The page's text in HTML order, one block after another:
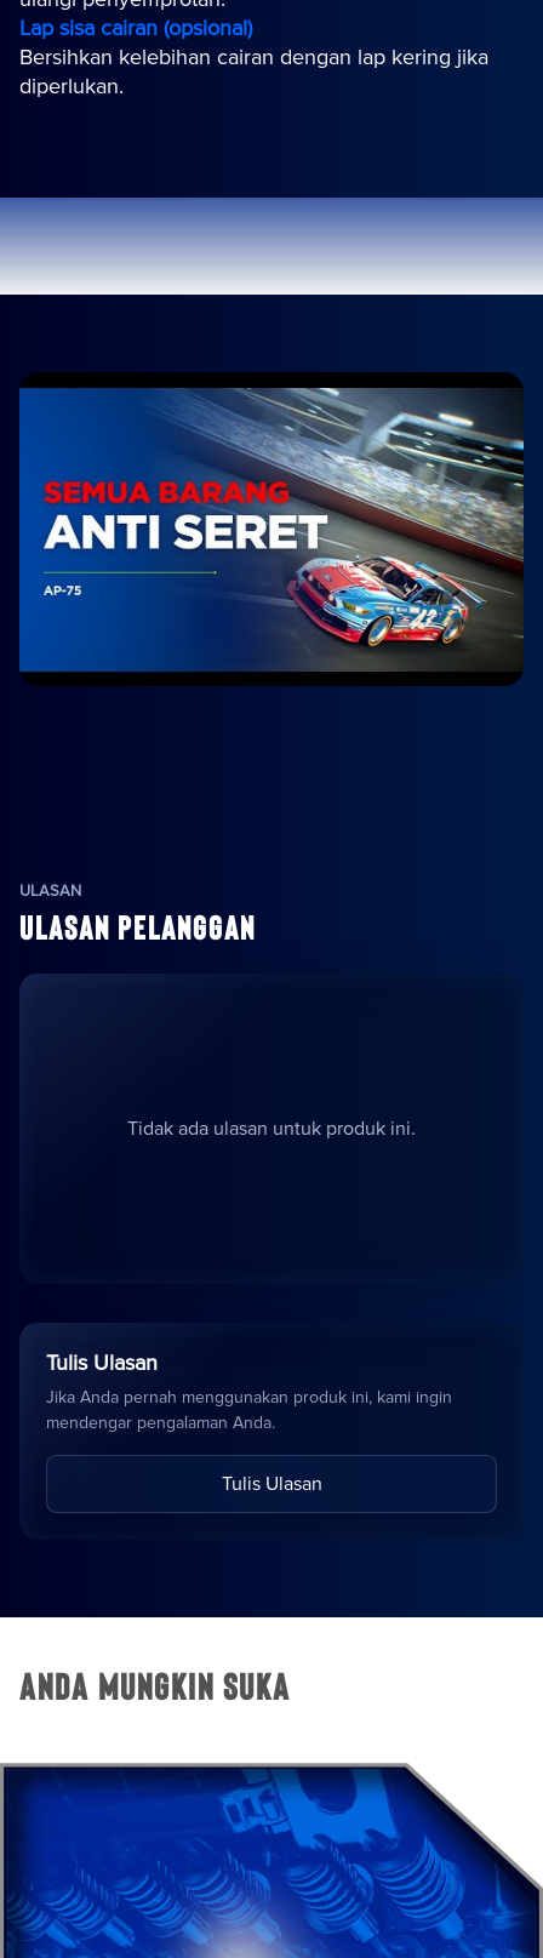
Lap sisa cairan (opsional)
Bersihkan kelebihan cairan dengan lap kering jika
diperlukan.
ULASAN
ULASAN PELANGGAN
Tulis Ulasan
Jika Anda pernah menggunakan produk ini, kami ingin
mendengar pengalaman Anda.
Tulis Ulasan
Tidak ada ulasan untuk produk ini.
Anda Mungkin Suka